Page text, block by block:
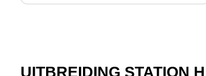
UITBREIDING STATION